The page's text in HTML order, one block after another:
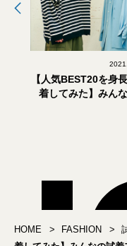
【人気BEST20を身
着してみた】みん
HOME FASHION